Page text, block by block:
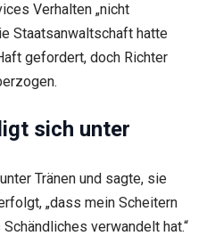
Verhalten „nicht
Staatsanwaltschaft hatte
gefordert, doch Richter
sich unter
Tränen und sagte, sie
„dass mein Scheitern
verwandelt hat.“